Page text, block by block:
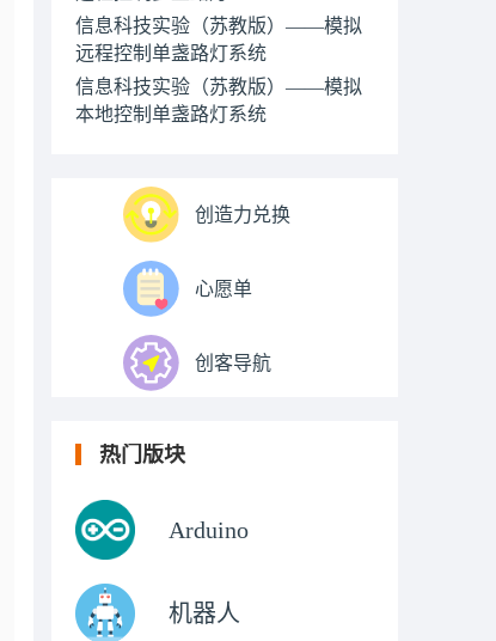
信息科技实验（苏教版）——模拟
远程控制单盏路灯系统
信息科技实验（苏教版）——模拟
本地控制单盏路灯系统
创造力兑换
心愿单
创客导航
热门版块
Arduino
机器人